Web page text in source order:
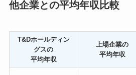
他企業との平均年収比較
T&Dホールディン
グスの
平均年収
上場企業の
平均年収